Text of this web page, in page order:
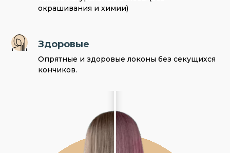
окрашивания и химии)
Здоровые
Опрятные и здоровые локоны без секущихся
кончиков.